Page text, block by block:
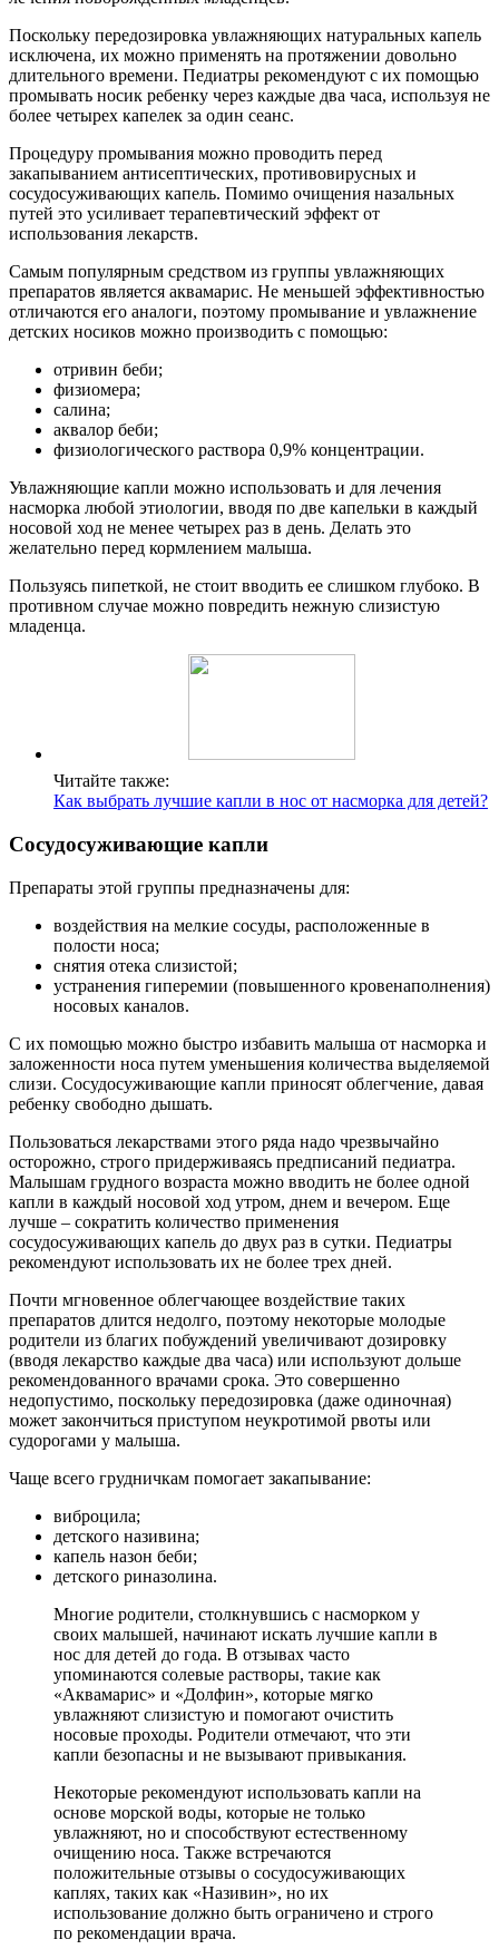
Поскольку передозировка увлажняющих натуральных капель
исключена, их можно применять на протяжении довольно
длительного времени. Педиатры рекомендуют с их помощью
промывать носик ребенку через каждые два часа, используя не
более четырех капелек за один сеанс.
Процедуру промывания можно проводить перед
закапыванием антисептических, противовирусных и
сосудосуживающих капель. Помимо очищения назальных
путей это усиливает терапевтический эффект от
использования лекарств.
Самым популярным средством из группы увлажняющих
препаратов является аквамарис. Не меньшей эффективностью
отличаются его аналоги, поэтому промывание и увлажнение
детских носиков можно производить с помощью:
отривин беби;
физиомера;
салина;
аквалор беби;
физиологического раствора 0,9% концентрации.
Увлажняющие капли можно использовать и для лечения
насморка любой этиологии, вводя по две капельки в каждый
носовой ход не менее четырех раз в день. Делать это
желательно перед кормлением малыша.
Пользуясь пипеткой, не стоит вводить ее слишком глубоко. В
противном случае можно повредить нежную слизистую
младенца.
Читайте также:
Как выбрать лучшие капли в нос от насморка для детей?
Сосудосуживающие капли
Препараты этой группы предназначены для:
воздействия на мелкие сосуды, расположенные в
полости носа;
снятия отека слизистой;
устранения гиперемии (повышенного кровенаполнения)
носовых каналов.
С их помощью можно быстро избавить малыша от насморка и
заложенности носа путем уменьшения количества выделяемой
слизи. Сосудосуживающие капли приносят облегчение, давая
ребенку свободно дышать.
Пользоваться лекарствами этого ряда надо чрезвычайно
осторожно, строго придерживаясь предписаний педиатра.
Малышам грудного возраста можно вводить не более одной
капли в каждый носовой ход утром, днем и вечером. Еще
лучше – сократить количество применения
сосудосуживающих капель до двух раз в сутки. Педиатры
рекомендуют использовать их не более трех дней.
Почти мгновенное облегчающее воздействие таких
препаратов длится недолго, поэтому некоторые молодые
родители из благих побуждений увеличивают дозировку
(вводя лекарство каждые два часа) или используют дольше
рекомендованного врачами срока. Это совершенно
недопустимо, поскольку передозировка (даже одиночная)
может закончиться приступом неукротимой рвоты или
судорогами у малыша.
Чаще всего грудничкам помогает закапывание:
виброцила;
детского називина;
капель назон беби;
детского риназолина.
Многие родители, столкнувшись с насморком у
своих малышей, начинают искать лучшие капли в
нос для детей до года. В отзывах часто
упоминаются солевые растворы, такие как
«Аквамарис» и «Долфин», которые мягко
увлажняют слизистую и помогают очистить
носовые проходы. Родители отмечают, что эти
капли безопасны и не вызывают привыкания.
Некоторые рекомендуют использовать капли на
основе морской воды, которые не только
увлажняют, но и способствуют естественному
очищению носа. Также встречаются
положительные отзывы о сосудосуживающих
каплях, таких как «Називин», но их
использование должно быть ограничено и строго
по рекомендации врача.